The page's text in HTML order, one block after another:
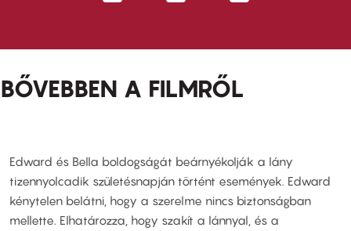
BŐVEBBEN A FILMRŐL
Edward és Bella boldogságát beárnyékolják a lány
tizennyolcadik születésnapján történt események. Edward
kénytelen belátni, hogy a szerelme nincs biztonságban
mellette. Elhatározza, hogy szakít a lánnyal, és a